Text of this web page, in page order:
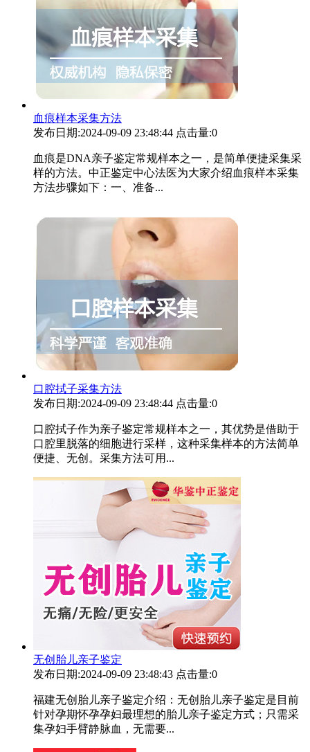
血痕样本采集方法
发布日期:2024-09-09 23:48:44 点击量:0
血痕是DNA亲子鉴定常规样本之一，是简单便捷采集采
样的方法。中正鉴定中心法医为大家介绍血痕样本采集
方法步骤如下：一、准备...
口腔拭子采集方法
发布日期:2024-09-09 23:48:44 点击量:0
口腔拭子作为亲子鉴定常规样本之一，其优势是借助于
口腔里脱落的细胞进行采样，这种采集样本的方法简单
便捷、无创。采集方法可用...
无创胎儿亲子鉴定
发布日期:2024-09-09 23:48:43 点击量:0
福建无创胎儿亲子鉴定介绍：无创胎儿亲子鉴定是目前
针对孕期怀孕孕妇最理想的胎儿亲子鉴定方式；只需采
集孕妇手臂静脉血，无需要...